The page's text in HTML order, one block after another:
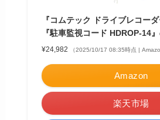
『コムテック ドライブレコー
『駐車監視コード HDROP-14
¥24,982 （2025/10/17 08:35時点 |
Amazon
楽天市場